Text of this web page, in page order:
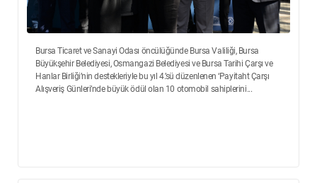
Bursa Ticaret ve Sanayi Odası öncülüğünde Bursa Valiliği, Bursa
Büyükşehir Belediyesi, Osmangazi Belediyesi ve Bursa Tarihi Çarşı ve
Hanlar Birliği’nin destekleriyle bu yıl 4.’sü düzenlenen ‘Payitaht Çarşı
Alışveriş Günleri’nde büyük ödül olan 10 otomobil sahiplerini...